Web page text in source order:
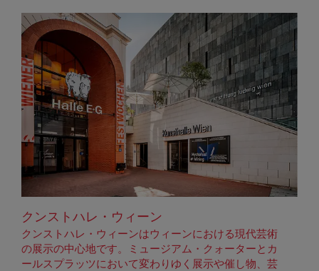
クンストハレ・ウィーン
クンストハレ・ウィーンはウィーンにおける現代芸術
の展示の中心地です。ミュージアム・クォーターとカ
ールスプラッツにおいて変わりゆく展示や催し物、芸